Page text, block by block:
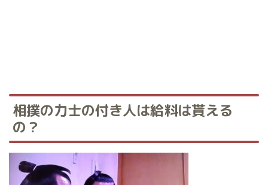
相撲の力士の付き人は給料は貰える
の？